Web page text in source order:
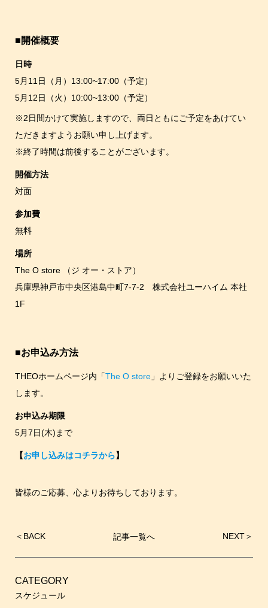
■開催概要
日時
5月11日（月）13:00~17:00（予定）
5月12日（火）10:00~13:00（予定）
※2日間かけて実施しますので、両日ともにご予定をあけてい
ただきますようお願い申し上げます。
※終了時間は前後することがございます。
開催方法
対面
参加費
無料
場所
The O store （ジ オー・ストア）
兵庫県神戸市中央区港島中町7-7-2 株式会社ユーハイム 本社
1F
■お申込み方法
THEOホームページ内「The O store 」よりご登録をお願いいた
します。
お申込み期限
5月7日(木)まで
【お申し込みはコチラから】
皆様のご応募、心よりお待ちしております。
記事一覧へ
投
ビ
ゲ
＜ BACK NEXT＞
CATEGORY
スケジュール